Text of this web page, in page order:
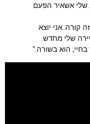
שלי אשאיר הפעם
קורה..אני יוצא
שלי מחדש.
הוא בשורה."